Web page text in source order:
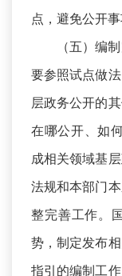
点，避免公开事
（五）编
要参照试点做
层政务公开的
在哪公开、如
成相关领域基
法规和本部门
整完善工作。
势，制定发布
指引的编制工